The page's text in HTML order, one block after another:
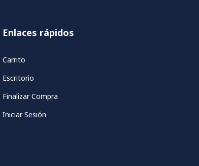
Enlaces rápidos
Carrito
Escritorio
Finalizar Compra
Iniciar Sesión